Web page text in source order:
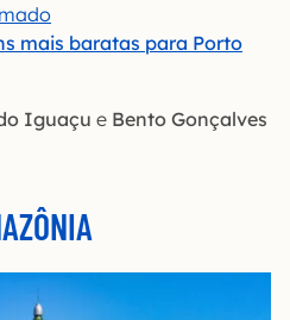
mais baratas para Porto
Iguaçu e Bento Gonçalves